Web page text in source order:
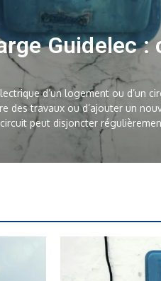
Guidelec​ :
d’un logement ou d’un
des travaux ou d’ajouter un
peut disjoncter